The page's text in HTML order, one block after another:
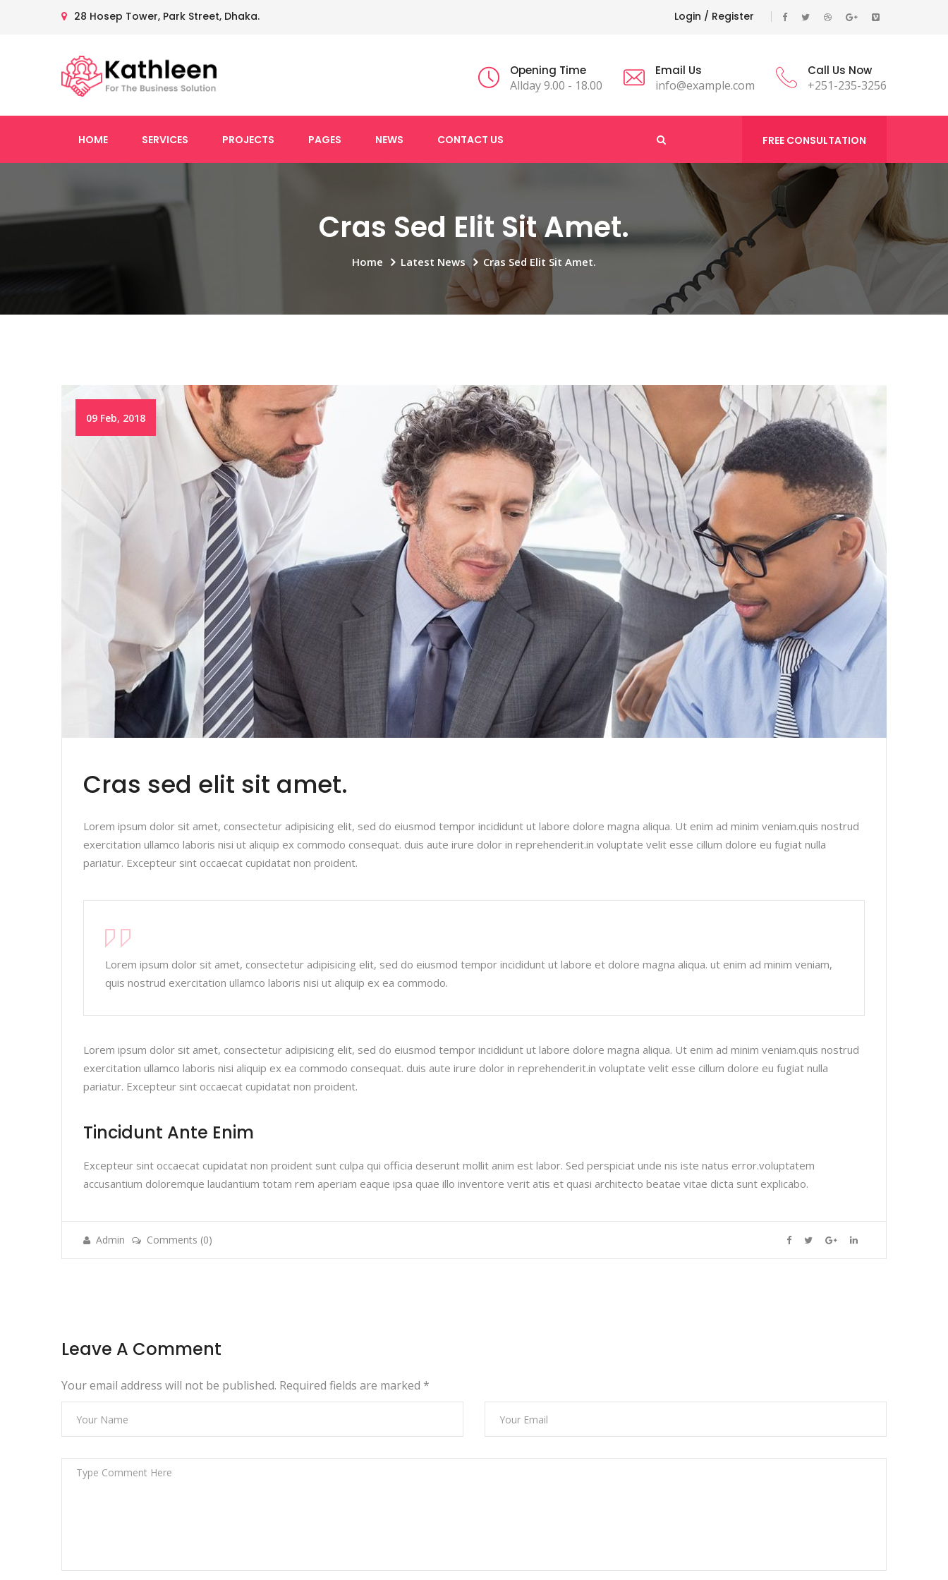
28 Hosep Tower, Park Street, Dhaka. Login / Register
Opening Time
Allday 9.00 - 18.00
Email Us
info@example.com
Call Us Now
+251-235-3256
HOME SERVICES PROJECTS PAGES NEWS CONTACT US FREE CONSULTATION
Cras Sed Elit Sit Amet.
Home Latest News Cras Sed Elit Sit Amet.
09 Feb, 2018
Cras sed elit sit amet.
Lorem ipsum dolor sit amet, consectetur adipisicing elit, sed do eiusmod tempor incididunt ut labore dolore magna aliqua. Ut enim ad minim veniam.quis nostrud
exercitation ullamco laboris nisi ut aliquip ex commodo consequat. duis aute irure dolor in reprehenderit.in voluptate velit esse cillum dolore eu fugiat nulla
pariatur. Excepteur sint occaecat cupidatat non proident.
Lorem ipsum dolor sit amet, consectetur adipisicing elit, sed do eiusmod tempor incididunt ut labore et dolore magna aliqua. ut enim ad minim veniam,
quis nostrud exercitation ullamco laboris nisi ut aliquip ex ea commodo.
Lorem ipsum dolor sit amet, consectetur adipisicing elit, sed do eiusmod tempor incididunt ut labore dolore magna aliqua. Ut enim ad minim veniam.quis nostrud
exercitation ullamco laboris nisi aliquip ex ea commodo consequat. duis aute irure dolor in reprehenderit.in voluptate velit esse cillum dolore eu fugiat nulla
pariatur. Excepteur sint occaecat cupidatat non proident.
Tincidunt Ante Enim
Excepteur sint occaecat cupidatat non proident sunt culpa qui officia deserunt mollit anim est labor. Sed perspiciat unde nis iste natus error.voluptatem
accusantium doloremque laudantium totam rem aperiam eaque ipsa quae illo inventore verit atis et quasi architecto beatae vitae dicta sunt explicabo.
Admin Comments (0)
Leave A Comment
Your email address will not be published. Required fields are marked *